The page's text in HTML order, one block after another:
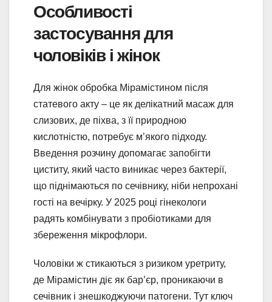
Особливості
застосування для
чоловіків і жінок
Для жінок обробка Мірамістином після
статевого акту – це як делікатний масаж для
слизових, де піхва, з її природною
кислотністю, потребує м’якого підходу.
Введення розчину допомагає запобігти
циститу, який часто виникає через бактерії,
що піднімаються по сечівнику, ніби непрохані
гості на вечірку. У 2025 році гінекологи
радять комбінувати з пробіотиками для
збереження мікрофлори.
Чоловіки ж стикаються з ризиком уретриту,
де Мірамістин діє як бар’єр, проникаючи в
сечівник і знешкоджуючи патогени. Тут ключ